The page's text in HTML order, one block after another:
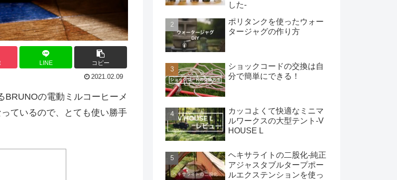
LINE コピー
2021.02.09
BRUNOの電動ミルコーヒーメ
ているので、とても使い勝手
した-
ポリタンクを使ったウォー
タージャグの作り方
ショックコードの交換は自
分で簡単にできる！
カッコよくて快適なミニマ
ルワークスの大型テント-V
HOUSE L
ヘキサライトの二股化-純正
アジャスタブルタープポー
ルエクステンションを使っ